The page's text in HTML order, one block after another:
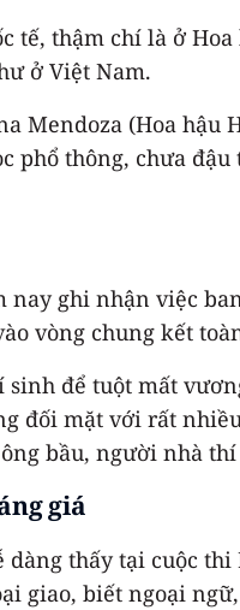
tế, thậm chí là ở
ở Việt Nam.
Mendoza (Hoa hậu
phổ thông, chưa
nay ghi nhận việc
vòng chung kết
sinh để tuột mất
đối mặt với rất
bầu, người nhà
giá
thấy tại cuộc thi
giao, biết ngoại